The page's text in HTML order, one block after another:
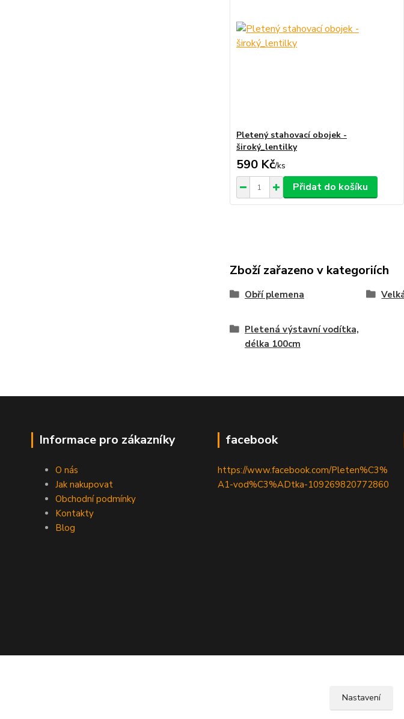
Pletený stahovací obojek -
široký_lentilky
590 Kč/ks
Přidat do košíku
Zboží zařazeno v kategoriích
Obří plemena
Pletená výstavní vodítka,
délka 100cm
Informace pro zákazníky
O nás
Jak nakupovat
Obchodní podmínky
Kontakty
Blog
facebook
https://www.facebook.com/Pleten%C3%
A1-vod%C3%ADtka-109269820772860
Nastavení